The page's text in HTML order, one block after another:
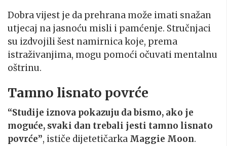
Dobra vijest je da prehrana može imati snažan
utjecaj na jasnoću misli i pamćenje. Stručnjaci
su izdvojili šest namirnica koje, prema
istraživanjima, mogu pomoći očuvati mentalnu
oštrinu.
Tamno lisnato povrće
“Studije iznova pokazuju da bismo, ako je
moguće, svaki dan trebali jesti tamno lisnato
povrće”, ističe dijetetičarka Maggie Moon.